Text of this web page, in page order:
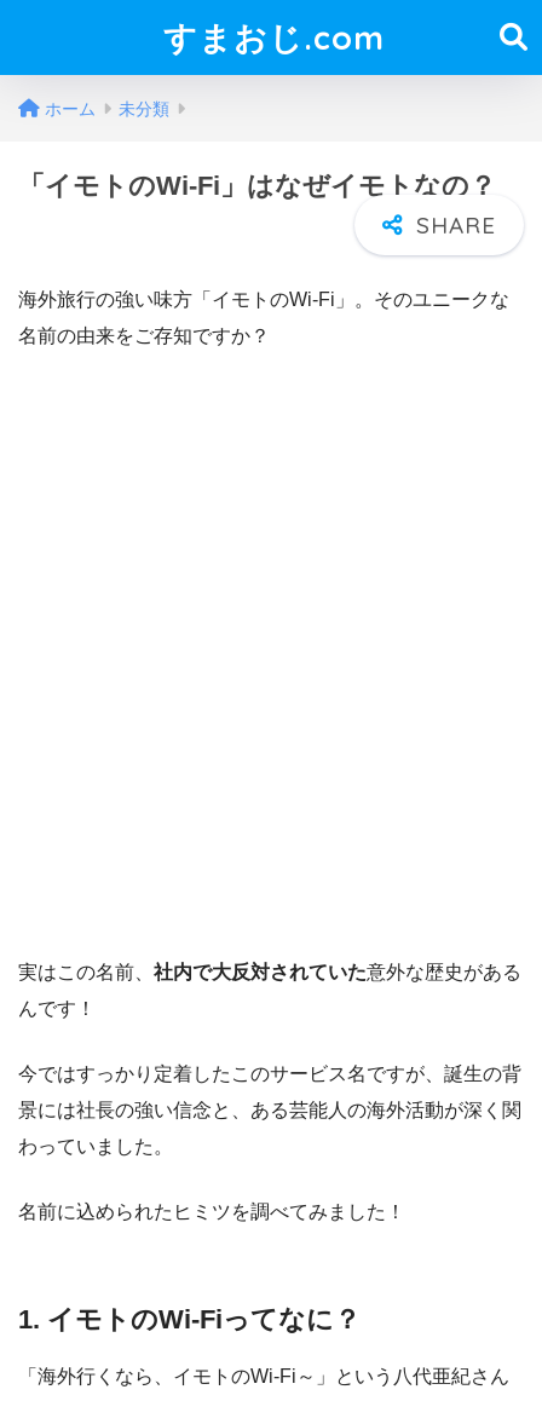
すまおじ.com
ホーム 未分類
「イモトのWi-Fi」はなぜイモトなの？
海外旅行の強い味方「イモトのWi-Fi」。そのユニークな
名前の由来をご存知ですか？
実はこの名前、 社内で大反対されていた意外な歴史がある
んです！
今ではすっかり定着したこのサービス名ですが、誕生の背
景には社長の強い信念と、ある芸能人の海外活動が深く関
わっていました。
名前に込められたヒミツを調べてみました！
1. イモトのWi-Fiってなに？
「海外行くなら、イモトのWi-Fi～」という八代亜紀さん